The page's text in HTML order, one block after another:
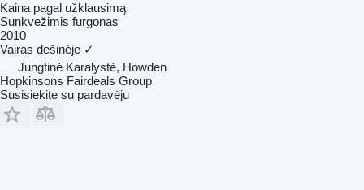
Kaina pagal užklausimą
Sunkvežimis furgonas
2010
Vairas dešinėje ✓
Jungtinė Karalystė, Howden
Hopkinsons Fairdeals Group
Susisiekite su pardavėju